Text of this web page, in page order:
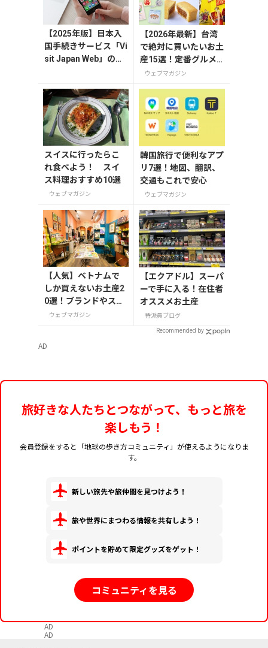
【2025年版】日本入
国手続きサービス「Vi
sit Japan Web」の登
【2026年最新】台湾
で絶対に買いたいお土
産15選！定番グルメ
やかわいい雑貨、限定
ウェブマガジン
スイスに行ったらこ
れ食べよう！ スイ
ス料理おすすめ10選
ウェブマガジン
韓国旅行で便利なアプ
リ7選！地図、翻訳、
交通もこれで安心
ウェブマガジン
【人気】ベトナムで
しか買えないお土産2
0選！ブランドやスー
パーのお菓子や雑貨
ウェブマガジン
【エクアドル】スーパ
ーで手に入る！在住者
オススメお土産
特派員ブログ
Recommended by
AD
旅好きな人たちとつながって、もっと旅を
楽しもう！
会員登録をすると「地球の歩き方コミュニティ」が使えるようになりま
す。
新しい旅先や旅仲間を見つけよう！
旅や世界にまつわる情報を共有しよう！
ポイントを貯めて限定グッズをゲット！
コミュニティを見る
AD
AD